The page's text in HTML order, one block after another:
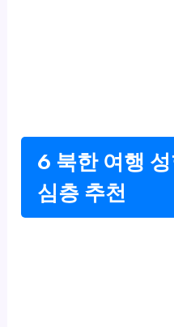
6 북한 여행
심층 추천